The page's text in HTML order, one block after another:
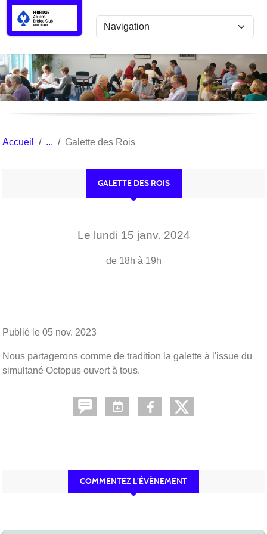
Accueil Galette des Rois
GALETTE DES ROIS
Le lundi 15 janv. 2024
de 18h à 19h
Publié le 05 nov. 2023
Nous partagerons comme de tradition la galette à l'issue du
simultané Octopus ouvert à tous.
COMMENTEZ L’ÉVÈNEMENT
Panneau de gestion des cookies